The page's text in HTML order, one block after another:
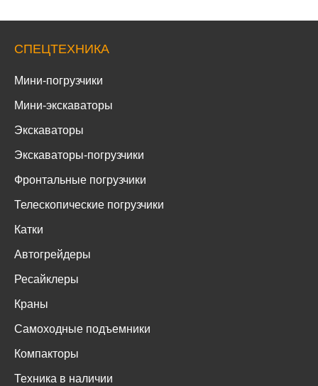
СПЕЦТЕХНИКА
Мини-погрузчики
Мини-экскаваторы
Экскаваторы
Экскаваторы-погрузчики
Фронтальные погрузчики
Телескопические погрузчики
Катки
Автогрейдеры
Ресайклеры
Краны
Самоходные подъемники
Компакторы
Техника в наличии